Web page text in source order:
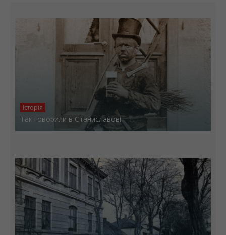
Історія
Так говорили в Станиславові